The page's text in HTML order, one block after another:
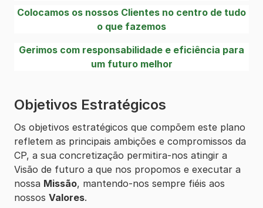
Colocamos os nossos Clientes no centro de tudo
o que fazemos
Gerimos com responsabilidade e eficiência para
um futuro melhor
Objetivos Estratégicos
Os objetivos estratégicos que compõem este plano
refletem as principais ambições e compromissos da
CP, a sua concretização permitira-nos atingir a
Visão de futuro a que nos propomos e executar a
nossa Missão, mantendo-nos sempre fiéis aos
nossos Valores.